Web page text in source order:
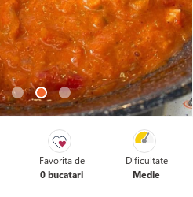
Favorita de
0 bucatari
Dificultate
Medie